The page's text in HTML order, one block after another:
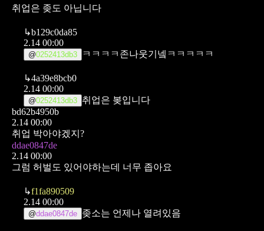
취업은 좆도 아닙니다
↳b129c0da85
2.14 00:00
@0252413db3 ㅋㅋㅋㅋ존나웃기넼ㅋㅋㅋㅋㅋ
↳4a39e8bcb0
2.14 00:00
@0252413db3 취업은 봊입니다
bd62b4950b
2.14 00:00
취업 박아야겠지?
ddae0847de
2.14 00:00
그럼 허벌도 있어야하는데 너무 좁아요
↳f1fa890509
2.14 00:00
@ddae0847de 좆소는 언제나 열려있음